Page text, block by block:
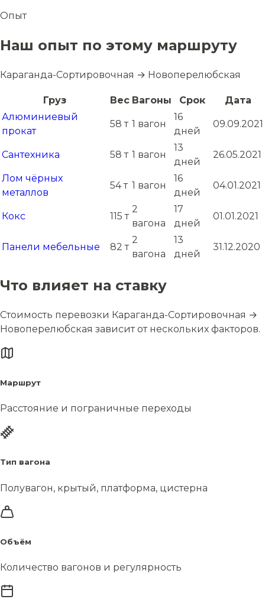
Опыт
Наш опыт по этому маршруту
Караганда-Сортировочная → Новоперелюбская
Груз Вес Вагоны Срок
Дата
Алюминиевый
прокат
58 т 1 вагон
16
дней
09.09.2021
Сантехника 58 т 1 вагон
13
дней
26.05.2021
Лом чёрных
металлов
54 т 1 вагон
16
дней
04.01.2021
Кокс 115 т
2
вагона
17
дней
01.01.2021
Панели мебельные 82 т
2
вагона
13
дней
31.12.2020
Что влияет на ставку
Стоимость перевозки Караганда-Сортировочная →
Новоперелюбская зависит от нескольких факторов.
Маршрут
Расстояние и пограничные переходы
Тип вагона
Полувагон, крытый, платформа, цистерна
Объём
Количество вагонов и регулярность